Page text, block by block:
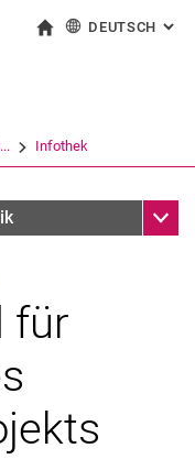
direkt zu: Inhalt
direkt zu: Suche
direkt zu:
Link in einem
DEUTSCH :
Infothek
für